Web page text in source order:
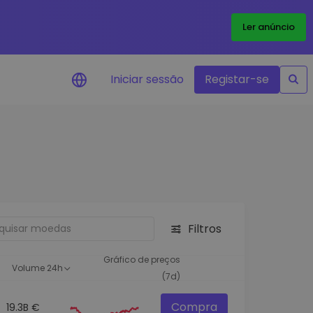
Ler anúncio
investimento
Ideias inteligentes para um
desempenho ótimo
Iniciar sessão Registar-se
Filtros
Volume 24h
Gráfico de preços
(7d)
19.3B € Compra